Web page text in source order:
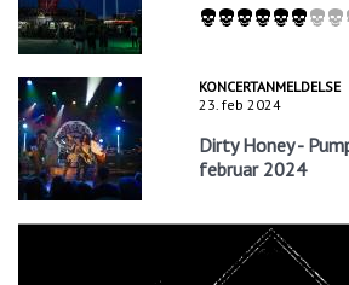
KONCERTANMELDELSE
23. feb 2024
Dirty Honey -
februar 2024